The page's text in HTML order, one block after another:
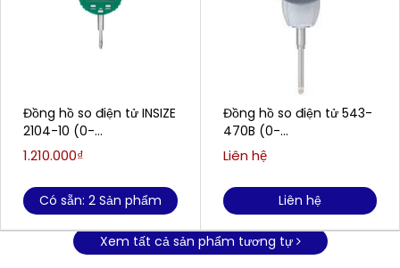
Đồng hồ so điện tử INSIZE
2104-10 (0-
12.7mm/0.5''/0.01mm)
1.210.000₫
Có sẵn: 2 Sản phẩm
Đồng hồ so điện tử 543-
470B (0-
25.4mm/0.001mm)
Liên hệ
Liên hệ
Xem tất cả sản phẩm tương tự